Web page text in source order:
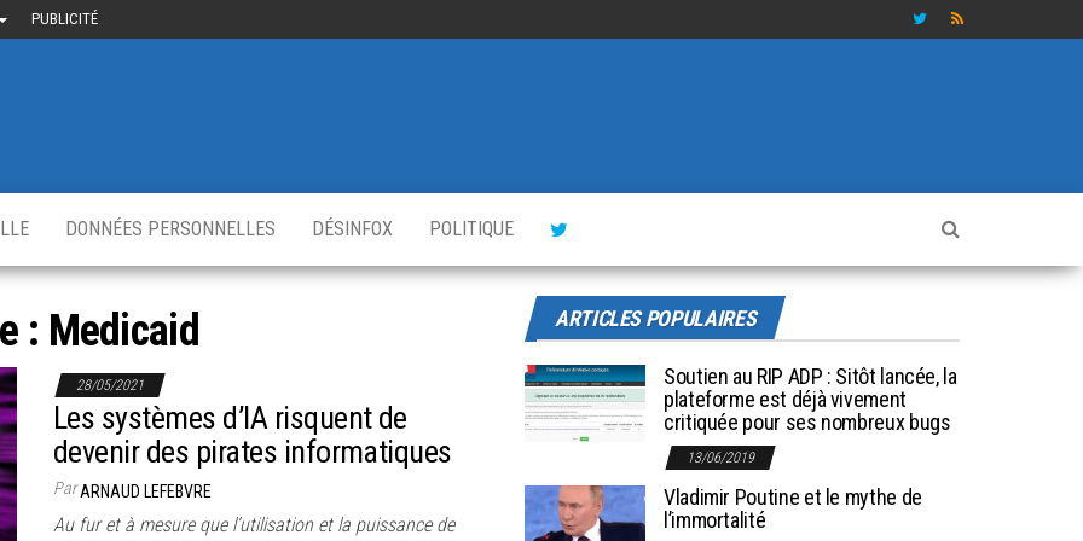
PUBLICITÉ
DONNÉES PERSONNELLES DÉSINFOX POLITIQUE
: Medicaid
28/05/2021
Les systèmes d’IA risquent de
devenir des pirates informatiques
ParARNAUD LEFEBVRE
Au fur et à mesure que l’utilisation et la puissance de
ARTICLES POPULAIRES
Soutien au RIP ADP : Sitôt lancée, la
plateforme est déjà vivement
critiquée pour ses nombreux bugs
13/06/2019
Vladimir Poutine et le mythe de
l’immortalité